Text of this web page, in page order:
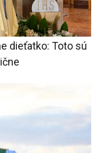
dieťatko: Toto sú